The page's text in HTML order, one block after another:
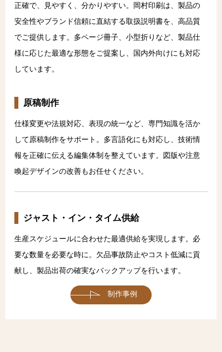
正確で、見やすく、分かりやすい。岡村印刷は、製品の
安全性やブランド信頼に直結する取扱説明書を、高品質
でご提供します。多ページ冊子、小型折りなど、製品仕
様に応じた最適な形態をご提案し、国内外向けにも対応
しています。
原稿制作
仕様変更や法規対応、表現の統一など、専門知識を活か
して原稿制作をサポート。多言語化にも対応し、技術情
報を正確に伝える編集体制を整えています。図版や注意
喚起デザインの改善もお任せください。
ジャスト・イン・タイム供給
生産スケジュールに合わせた最適供給を実現します。必
要な数量を必要な時に。欠品事故防止やコスト低減に貢
献し、製品出荷の確実なバックアップを行います。
制作事例